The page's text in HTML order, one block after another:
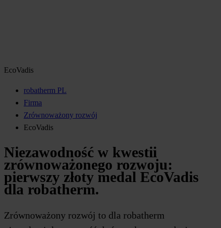
EcoVadis
robatherm PL
Firma
Zrównoważony rozwój
EcoVadis
Niezawodność w kwestii
zrównoważonego rozwoju:
pierwszy złoty medal EcoVadis
dla robatherm.
Zrównoważony rozwój to dla robatherm